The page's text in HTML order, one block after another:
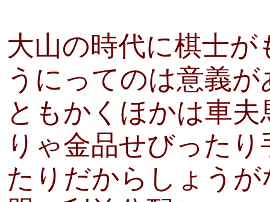
大山の時代に棋士
うにってのは意義
ともかくほかは車
りゃ金品せびった
たりだからしょう